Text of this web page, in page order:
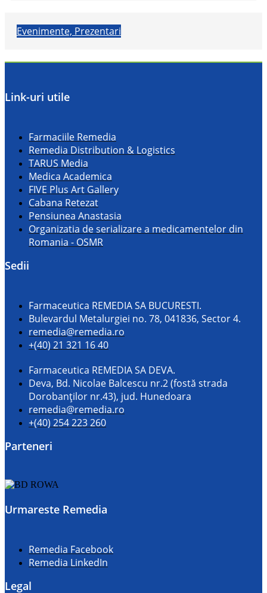
Evenimente, Prezentari
Link-uri utile
Farmaciile Remedia
Remedia Distribution & Logistics
TARUS Media
Medica Academica
FIVE Plus Art Gallery
Cabana Retezat
Pensiunea Anastasia
Organizatia de serializare a medicamentelor din
Romania - OSMR
Sedii
Farmaceutica REMEDIA SA BUCURESTI.
Bulevardul Metalurgiei no. 78, 041836, Sector 4.
remedia@remedia.ro
+(40) 21 321 16 40
Farmaceutica REMEDIA SA DEVA.
Deva, Bd. Nicolae Balcescu nr.2 (fostă strada
Dorobanților nr.43), jud. Hunedoara
remedia@remedia.ro
+(40) 254 223 260
Parteneri
Urmareste Remedia
Remedia Facebook
Remedia LinkedIn
Legal